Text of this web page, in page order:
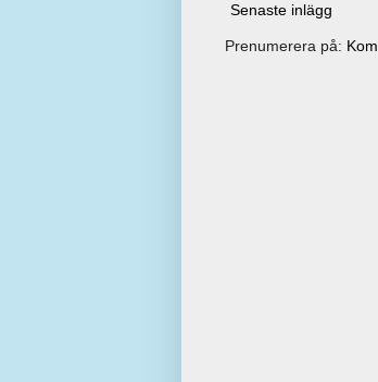
Senaste inlägg
Prenumerera på: